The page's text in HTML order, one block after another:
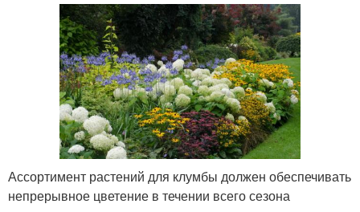
Ассортимент растений для клумбы должен обеспечивать
непрерывное цветение в течении всего сезона